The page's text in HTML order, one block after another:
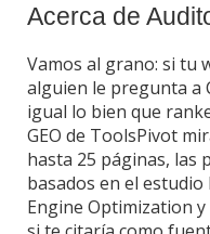
Acerca de
Vamos al grano: si tu
alguien le pregunta a
igual lo bien que
GEO de ToolsPivot
hasta 25 páginas, las
basados en el
Engine Optimization